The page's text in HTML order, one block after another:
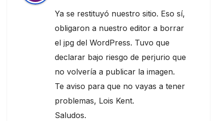
Ya se restituyó nuestro sitio. Eso sí,
obligaron a nuestro editor a borrar
el jpg del WordPress. Tuvo que
declarar bajo riesgo de perjurio que
no volvería a publicar la imagen.
Te aviso para que no vayas a tener
problemas, Lois Kent.
Saludos.